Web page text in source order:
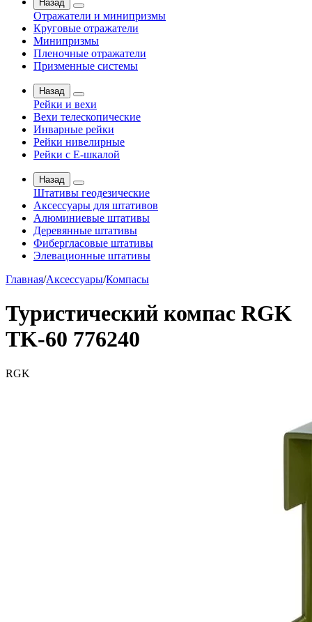
Назад
Отражатели и минипризмы
Круговые отражатели
Минипризмы
Пленочные отражатели
Призменные системы
Назад
Рейки и вехи
Вехи телескопические
Инварные рейки
Рейки нивелирные
Рейки с Е-шкалой
Назад
Штативы геодезические
Аксессуары для штативов
Алюминиевые штативы
Деревянные штативы
Фибергласовые штативы
Элевационные штативы
Главная/Аксессуары/Компасы
Туристический компас RGK
TK-60 776240
RGK